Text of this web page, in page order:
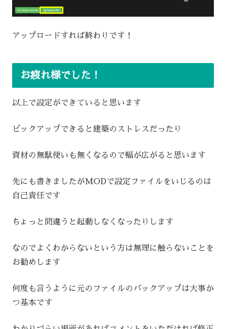
アップロードすれば終わりです！
お疲れ様でした！
以上で設定ができていると思います
ピックアップできると建築のストレスだったり
資材の無駄使いも無くなるので幅が広がると思います
先にも書きましたがMODで設定ファイルをいじるのは
自己責任です
ちょっと間違うと起動しなくなったりします
なのでよくわからないという方は無理に触らないことを
お勧めします
何度も言うように元のファイルのバックアップは大事か
つ基本です